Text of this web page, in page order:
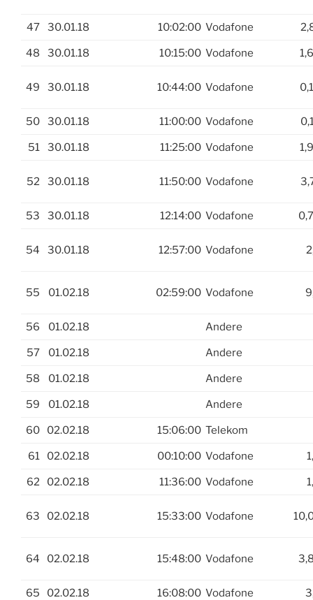
47 30.01.18 10:02:00 Vodafone
48 30.01.18 10:15:00 Vodafone
49 30.01.18 10:44:00 Vodafone
50 30.01.18 11:00:00 Vodafone
51 30.01.18 11:25:00 Vodafone
52 30.01.18 11:50:00 Vodafone
53 30.01.18 12:14:00 Vodafone
54 30.01.18 12:57:00 Vodafone
55 01.02.18 02:59:00 Vodafone
56 01.02.18 Andere
57 01.02.18 Andere
58 01.02.18 Andere
59 01.02.18 Andere
60 02.02.18 15:06:00 Telekom
61 02.02.18 00:10:00 Vodafone
62 02.02.18 11:36:00 Vodafone
63 02.02.18 15:33:00 Vodafone
64 02.02.18 15:48:00 Vodafone
65 02.02.18 16:08:00 Vodafone